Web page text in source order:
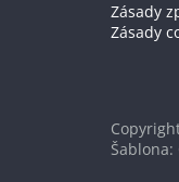
Zásady
Zásady
Šablona: